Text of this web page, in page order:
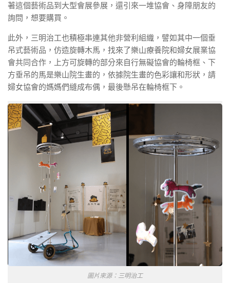
著這個藝術品到大型會展參展，還引來一堆協會、身障朋友的
詢問，想要購買。
此外，三明治工也積極串連其他非營利組織，譬如其中一個垂
吊式藝術品，仿造旋轉木馬，找來了樂山療養院和婦女展業協
會共同合作，上方可旋轉的部分來自行無礙協會的輪椅框、下
方垂吊的馬是樂山院生畫的，依據院生畫的色彩讓和形狀，請
婦女協會的媽媽們縫成布偶，最後懸吊在輪椅框下。
圖片來源：三明治工